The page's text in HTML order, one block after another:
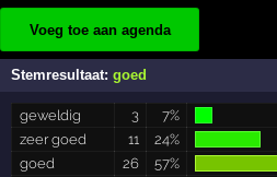
Voeg toe aan agenda
Stemresultaat:goed
geweldig 3
7%
zeer goed
11
24%
goed
26
57%